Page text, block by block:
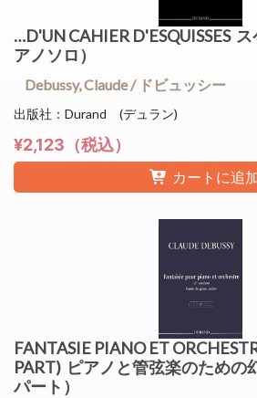
…D'UN CAHIER D'ESQUISSES
アノソロ）
Debussy, Claude / ドビュッシー
出版社：Durand (デュラン)
¥2,123（税込）
カートに追
FANTASIE PIANO ET
PART) ピアノと管弦楽のための
パート）